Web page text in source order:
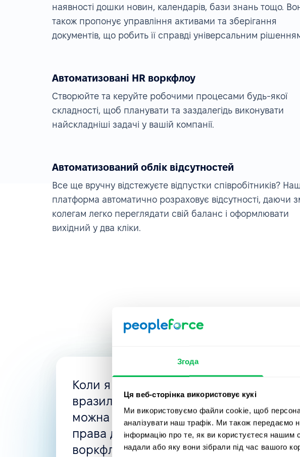
Згода
Ця веб-сторінка використовує кукі
Ми використовуємо файли cookie, щоб
аналізувати наш трафік. Ми також передаємо
інформацію про те, як ви користуєтеся нашим
надали або яку вони зібрали під час вашого
наявності дошки новин, календарів, бази знань тощо.
також пропонує управління активами та зберігання
документів, що робить її справді універсальним
Автоматизовані HR воркфлоу
Створюйте та керуйте робочими процесами будь-якої
складності, щоб планувати та заздалегідь виконувати
найскладніші задачі у вашій компанії.
Автоматизований облік відсутностей
Все ще вручну відстежуєте відпустки співробітників?
платформа автоматично розраховує відсутності, даючи
колегам легко переглядати свій баланс і оформлювати
вихідний у два кліки.
Коли я шукала нову HRMS, мене
вразила гнучкість PeopleForce, в якій
можна створити все, що потрібно:
права доступу, автоматизовані
воркфлоу, політики відсутностей, тощо.